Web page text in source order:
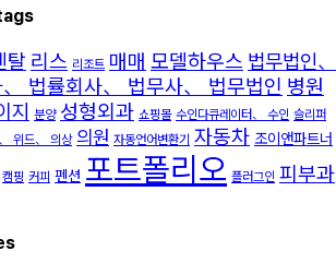
탈 리스 리조트 매매 모델하우스 법무법인、
법률회사、 법무사、 법무법인 병원
지 분양 성형외과 쇼핑몰 수인다큐레이터、 수인 슬리퍼
위드、 의상 의원 자동언어변환기 자동차 조이앤파트너
캠핑 커피 펜션 포트폴리오 플러그인 피부과